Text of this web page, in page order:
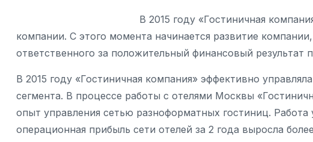
В 2015 году «Гостиничная
компании. С этого момента начинается развитие
ответственного за положительный финансовый результат
В 2015 году «Гостиничная компания» эффективно
сегмента. В процессе работы с отелями Москвы
опыт управления сетью разноформатных гостиниц.
операционная прибыль сети отелей за 2 года выросла